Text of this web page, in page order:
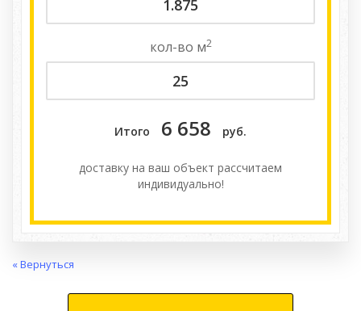
кол-во м2
Итого 6 658 руб.
доставку на ваш объект расcчитаем
индивидуально!
« Вернуться